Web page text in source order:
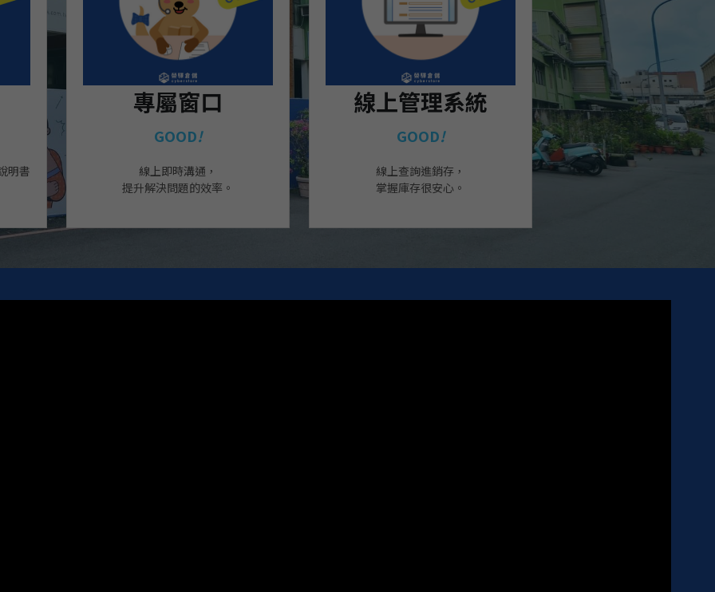
明書
專屬窗口
GOOD!
線上即時溝通，
提升解決問題的效率。
線上管理系統
GOOD!
線上查詢進銷存，
掌握庫存很安心。